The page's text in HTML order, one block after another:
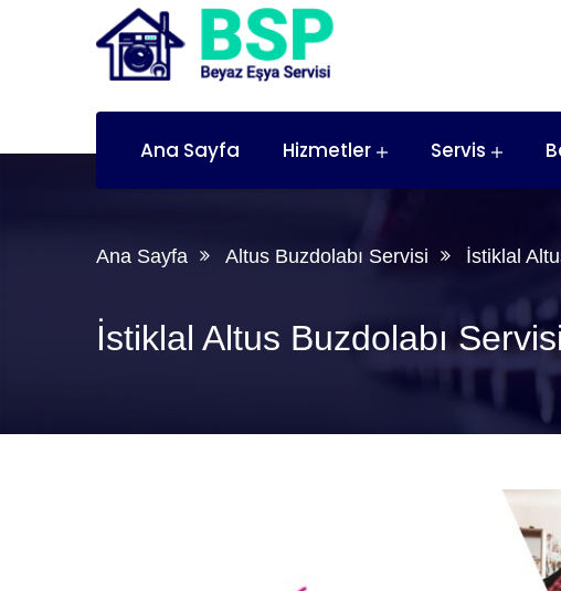
Ana Sayfa Hizmetler Servis
Ana Sayfa Altus Buzdolabı Servisi İstiklal
İstiklal Altus Buzdolabı Servisi